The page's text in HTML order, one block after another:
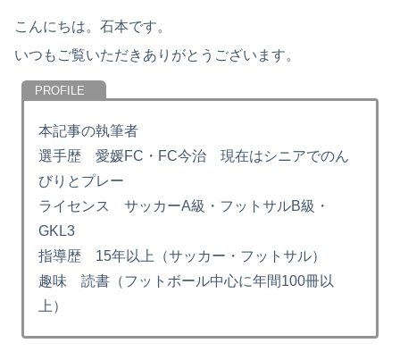
こんにちは。石本です。
いつもご覧いただきありがとうございます。
本記事の執筆者
選手歴 愛媛FC・FC今治 現在はシニアでのん
びりとプレー
ライセンス サッカーA級・フットサルB級・
GKL3
指導歴 15年以上（サッカー・フットサル）
趣味 読書（フットボール中心に年間100冊以
上）